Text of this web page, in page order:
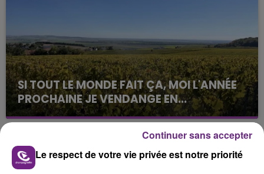
SI TOUT LE MONDE FAIT ÇA, MOI L'ANNÉE
PROCHAINE JE VENDANGE EN...
La vendange en Champagne a débuté ce jeudi 6
Le respect de votre vie privée est notre priorité
Continuer sans accepter